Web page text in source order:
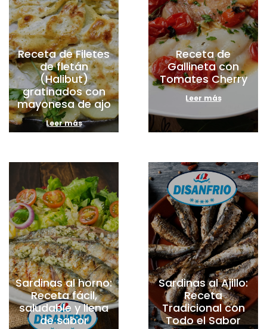
Receta de Filetes
de fletán
(Halibut)
gratinados con
mayonesa de ajo
Leer más
Receta de
Gallineta con
Tomates Cherry
Leer más
Sardinas al horno:
Receta fácil,
saludable y llena
de sabor
Sardinas al Ajillo:
Receta
Tradicional con
Todo el Sabor